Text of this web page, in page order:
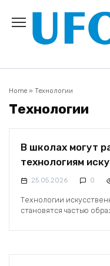
содержанию
Home » Технологии
Технологии
В школах могут
технологиям
25.05.2026 0
Технологии
становятся частью